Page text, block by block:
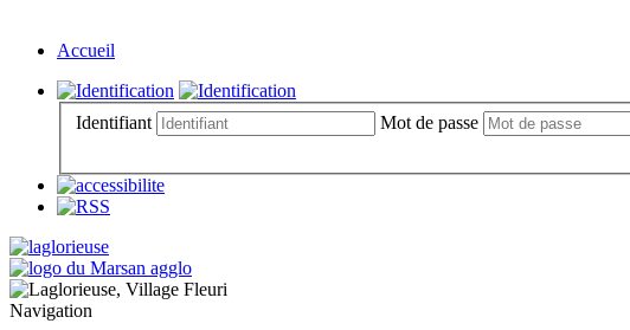
Accueil
Identifiant Mot de passe
Navigation